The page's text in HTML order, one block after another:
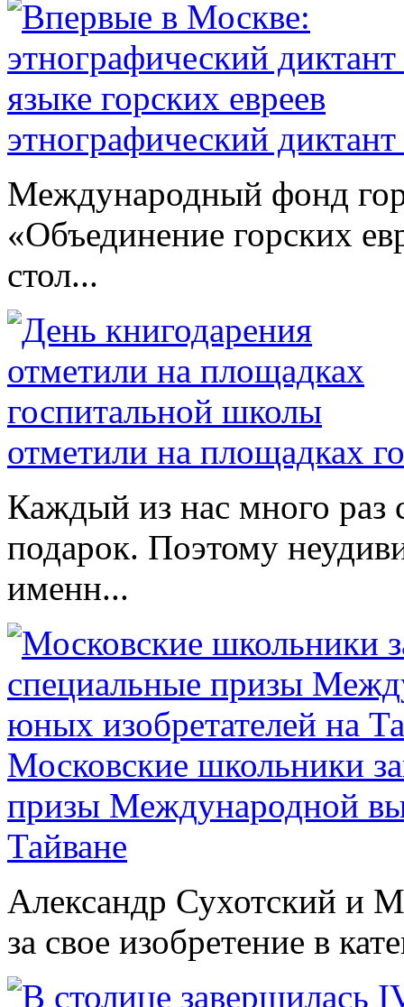
этнографический
Международный фонд
«Объединение горских
стол...
отметили на площадках
Каждый из нас много
подарок. Поэтому
именн...
Московские школьники
призы Международной
Тайване
Александр Сухотский и
за свое изобретение в